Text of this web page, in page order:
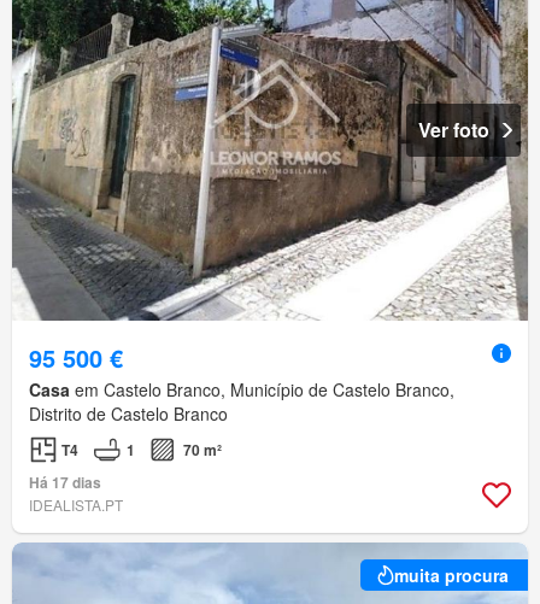
Ver foto
95 500 €
Casa em Castelo Branco, Município de Castelo Branco,
Distrito de Castelo Branco
T4 1
70 m²
Há 17 dias
IDEALISTA.PT
muita procura